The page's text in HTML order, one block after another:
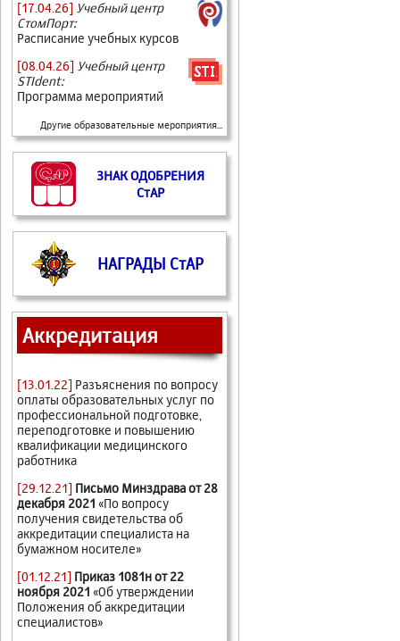
[17.04.26] Учебный центр
СтомПорт:
Расписание учебных курсов
[08.04.26] Учебный центр
STIdent:
Программа мероприятий
Другие образовательные мероприятия...
ЗНАК ОДОБРЕНИЯ
СтАР
НАГРАДЫ СтАР
Аккредитация
[13.01.22] Разъяснения по вопросу
оплаты образовательных услуг по
профессиональной подготовке,
переподготовке и повышению
квалификации медицинского
работника
[29.12.21] Письмо Минздрава от 28
декабря 2021 «По вопросу
получения свидетельства об
аккредитации специалиста на
бумажном носителе»
[01.12.21] Приказ 1081н от 22
ноября 2021 «Об утверждении
Положения об аккредитации
специалистов»